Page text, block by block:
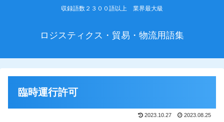
収録語数２３００語以上 業界最大級
ロジスティクス・貿易・物流用語集
臨時運行許可
2023.10.27 2023.08.25